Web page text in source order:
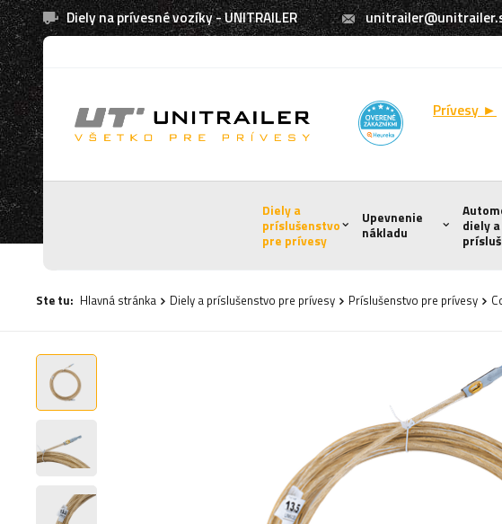
Diely na prívesné vozíky - UNITRAILER
Prívesy ►
Diely a
príslušenstvo
pre prívesy
Upevnenie
nákladu
diely a
Ste tu: Hlavná stránka Diely a príslušenstvo pre prívesy Príslušenstvo pre prívesy